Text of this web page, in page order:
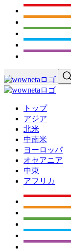
トップ
アジア
北米
中南米
ヨーロッパ
オセアニア
中東
アフリカ